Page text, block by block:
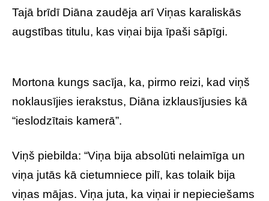
Tajā brīdī Diāna zaudēja arī Viņas karaliskās
augstības titulu, kas viņai bija īpaši sāpīgi.
Mortona kungs sacīja, ka, pirmo reizi, kad viņš
noklausījies ierakstus, Diāna izklausījusies kā
“ieslodzītais kamerā”.
Viņš piebilda: “Viņa bija absolūti nelaimīga un
viņa jutās kā cietumniece pilī, kas tolaik bija
viņas mājas. Viņa juta, ka viņai ir nepieciešams